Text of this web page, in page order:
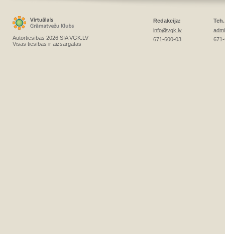
Autortiesības 2026 SIA VGK.LV
Visas tiesības ir aizsargātas
Redakcija:
info@vgk.lv
671-600-03